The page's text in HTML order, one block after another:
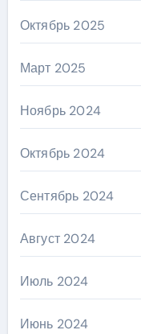
Октябрь 2025
Март 2025
Ноябрь 2024
Октябрь 2024
Сентябрь 2024
Август 2024
Июль 2024
Июнь 2024